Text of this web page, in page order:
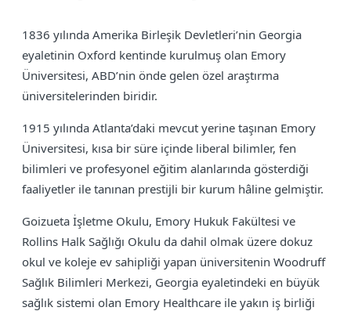
1836 yılında Amerika Birleşik Devletleri’nin Georgia
eyaletinin Oxford kentinde kurulmuş olan Emory
Üniversitesi, ABD’nin önde gelen özel araştırma
üniversitelerinden biridir.
1915 yılında Atlanta’daki mevcut yerine taşınan Emory
Üniversitesi, kısa bir süre içinde liberal bilimler, fen
bilimleri ve profesyonel eğitim alanlarında gösterdiği
faaliyetler ile tanınan prestijli bir kurum hâline gelmiştir.
Goizueta İşletme Okulu, Emory Hukuk Fakültesi ve
Rollins Halk Sağlığı Okulu da dahil olmak üzere dokuz
okul ve koleje ev sahipliği yapan üniversitenin Woodruff
Sağlık Bilimleri Merkezi, Georgia eyaletindeki en büyük
sağlık sistemi olan Emory Healthcare ile yakın iş birliği